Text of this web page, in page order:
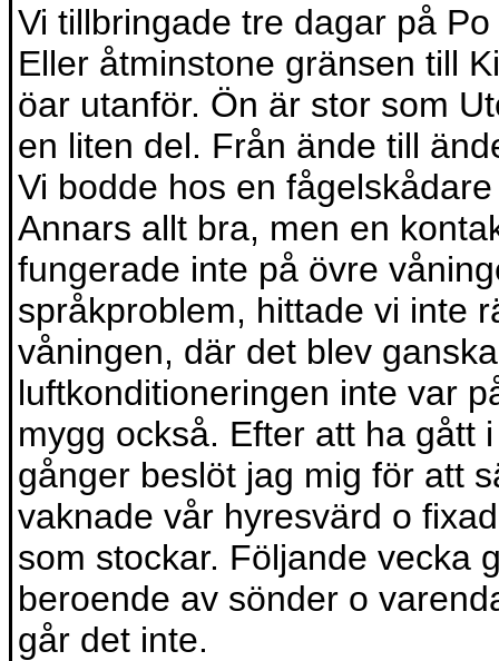
Vi tillbringade tre dagar på
Eller åtminstone gränsen till
öar utanför. Ön är stor som
en liten del. Från ände till
Vi bodde hos en
Annars allt bra, men en
fungerade inte på övre
språkproblem, hittade vi inte
våningen, där det blev
luftkonditioneringen inte var
mygg också. Efter att ha gått
gånger beslöt jag mig för att
vaknade vår hyresvärd o
som stockar. Följande vecka
beroende av sönder o
går det inte.